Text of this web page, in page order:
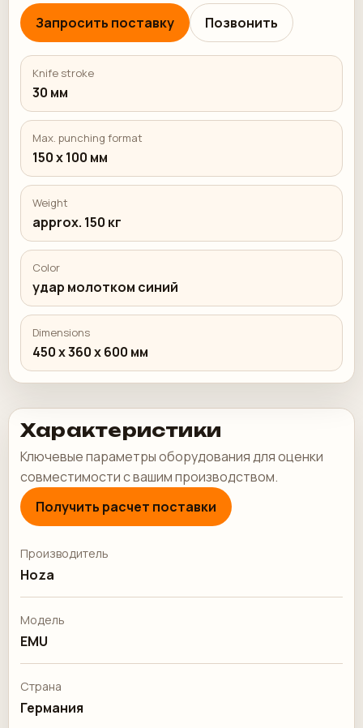
Запросить поставку Позвонить
Knife stroke
30 мм
Max. punching format
150 x 100 мм
Weight
approx. 150 кг
Color
удар молотком синий
Dimensions
450 x 360 x 600 мм
Характеристики
Ключевые параметры оборудования для оценки
совместимости с вашим производством.
Получить расчет поставки
Производитель
Hoza
Модель
EMU
Страна
Германия